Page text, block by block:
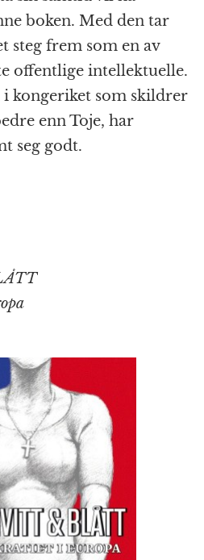
boken. Med den tar
steg frem som en av
offentlige intellektuelle.
i kongeriket som skildrer
enn Toje, har
seg godt.